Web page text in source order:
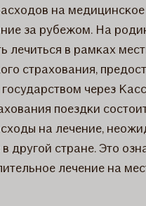
на медицинское
за рубежом. На
лечиться в рамках
страхования,
через
поездки
на лечение,
другой стране. Это
лечение на